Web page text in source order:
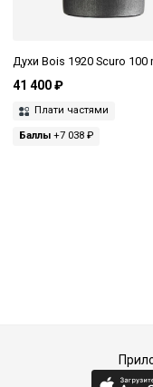
Духи Bois 1920 Scuro 100
41 400 ₽
Плати частями
Баллы +7 038 ₽